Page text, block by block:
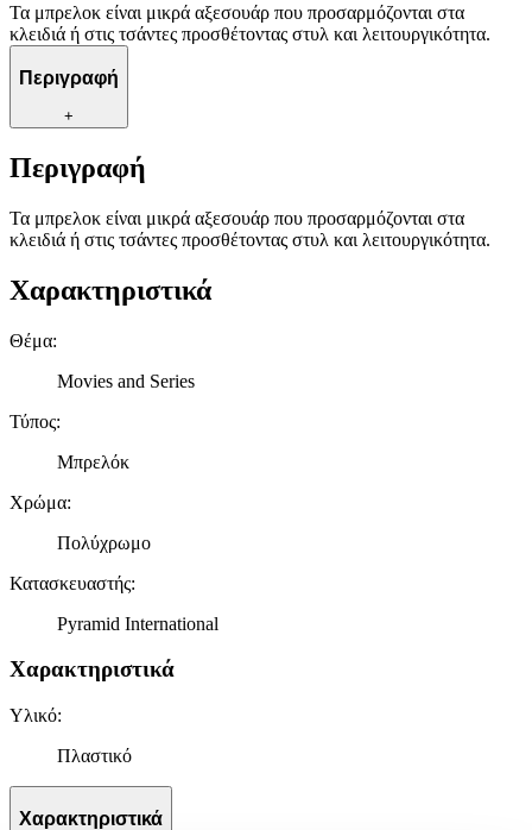
Τα μπρελοκ είναι μικρά αξεσουάρ που προσαρμόζονται στα
κλειδιά ή στις τσάντες προσθέτοντας στυλ και λειτουργικότητα.
Περιγραφή
+
Περιγραφή
Τα μπρελοκ είναι μικρά αξεσουάρ που προσαρμόζονται στα
κλειδιά ή στις τσάντες προσθέτοντας στυλ και λειτουργικότητα.
Χαρακτηριστικά
Θέμα:
Movies and Series
Τύπος:
Μπρελόκ
Χρώμα:
Πολύχρωμο
Κατασκευαστής:
Pyramid International
Χαρακτηριστικά
Υλικό:
Πλαστικό
Χαρακτηριστικά